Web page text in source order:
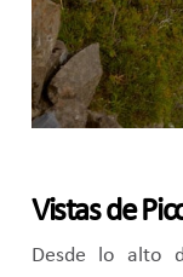
Vistas de
Desde lo alto